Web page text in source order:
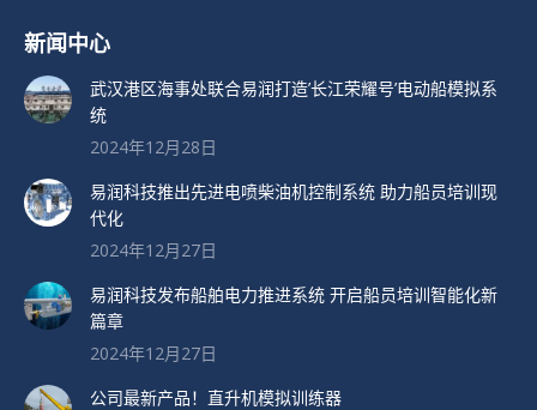
新闻中心
武汉港区海事处联合易润打造’长江荣耀号’电动船模拟系
统
2024年12月28日
易润科技推出先进电喷柴油机控制系统 助力船员培训现
代化
2024年12月27日
易润科技发布船舶电力推进系统 开启船员培训智能化新
篇章
2024年12月27日
公司最新产品！直升机模拟训练器